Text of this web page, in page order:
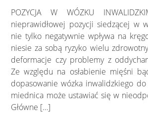
POZYCJA W WÓZKU
nieprawidłowej pozycji siedzącej w
nie tylko negatywnie wpływa na
niesie za sobą ryzyko wielu
deformacje czy problemy z
Ze względu na osłabienie mięśni
dopasowanie wózka inwalidzkiego
miednica może ustawiać się w
Główne […]